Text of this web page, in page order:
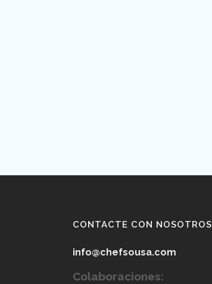
CONTACTE CON NOSOTROS
info@chefsousa.com
Colaboraciones: